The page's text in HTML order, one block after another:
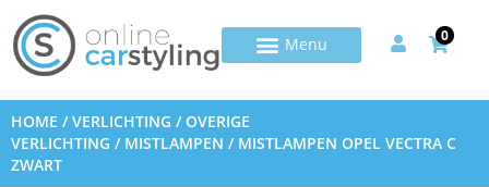
0
HOME /VERLICHTING /OVERIGE
VERLICHTING / MISTLAMPEN / MISTLAMPEN OPEL VECTRA C
ZWART